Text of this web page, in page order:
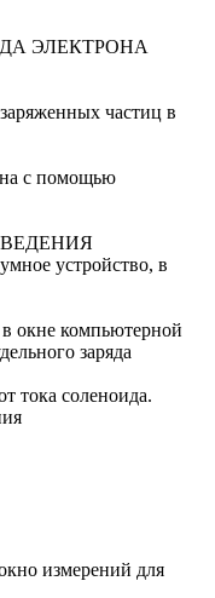
ЭЛЕКТРОНА
частиц в
с помощью
устройство, в
окне компьютерной
заряда
тока соленоида.
измерений для